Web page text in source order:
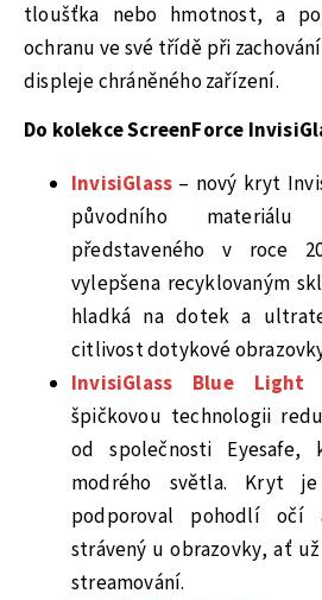
tloušťka nebo hmotnost, a
ochranu ve své třídě při
displeje chráněného zařízení.
Do kolekce ScreenForce
InvisiGlass – nový kryt
původního materiálu
představeného v roce
vylepšena recyklovaným
hladká na dotek a
citlivost dotykové
InvisiGlass Blue Light
špičkovou technologii
od společnosti
modrého světla. Kryt
podporoval pohodlí očí
strávený u obrazovky, ať
streamování.